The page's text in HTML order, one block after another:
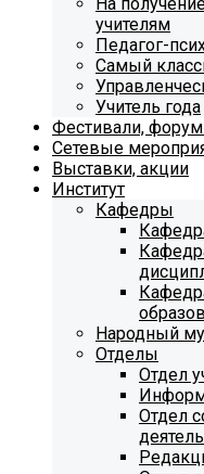
учителям
Педагог-
Самый
Учитель года
Фестивали,
Сетевые
Выставки, акции
Институт
Кафедры
Народный
Отделы
Отдел
Отдел